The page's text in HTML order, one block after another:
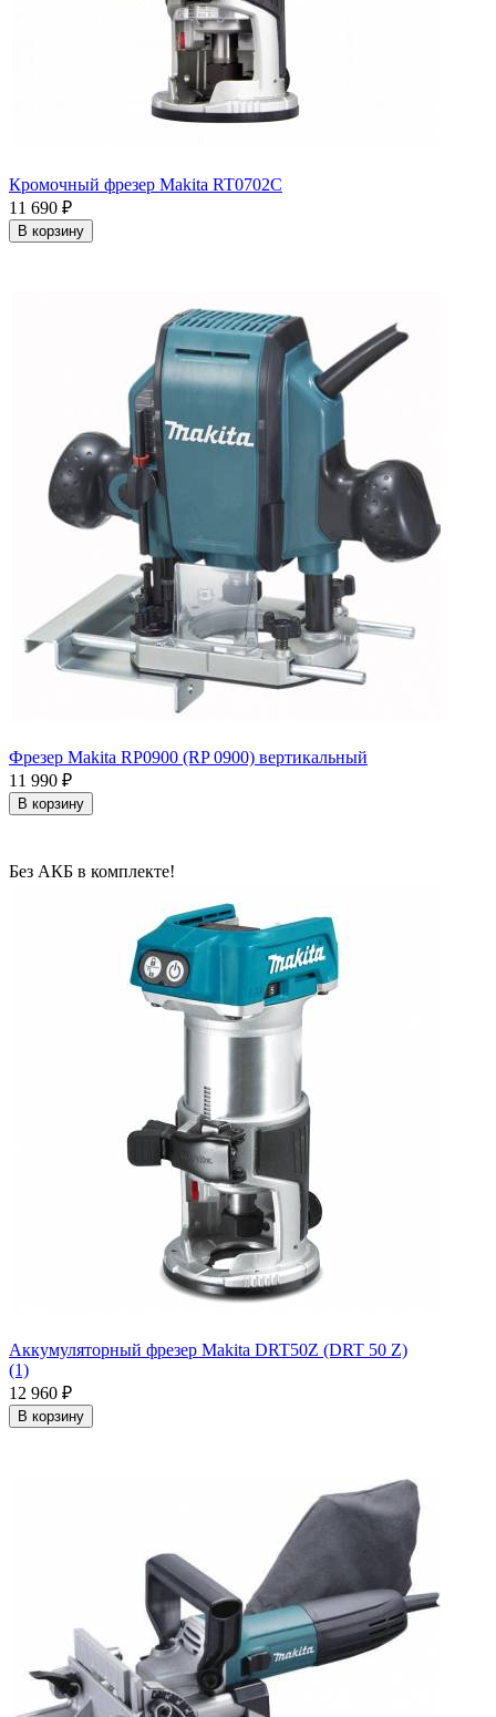
Кромочный фрезер Makita RT0702C
11 690 ₽
В корзину
Фрезер Makita RP0900 (RP 0900) вертикальный
11 990 ₽
В корзину
Без АКБ в комплекте!
Аккумуляторный фрезер Makita DRT50Z (DRT 50 Z)
(1)
12 960 ₽
В корзину